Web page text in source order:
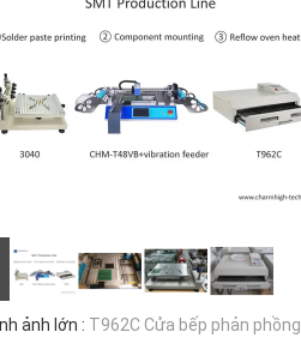
ảnh lớn : T962C Cửa bếp phản phồng